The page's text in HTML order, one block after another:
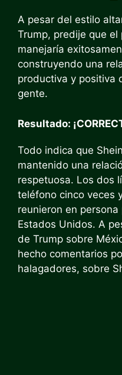
A pesar del estilo
Trump, predije que
manejaría
construyendo una
productiva y positiva
gente.
Resultado:
Todo indica que
mantenido una
respetuosa. Los dos
teléfono cinco veces
reunieron en
Estados Unidos. A
de Trump sobre
hecho comentarios
halagadores, sobre